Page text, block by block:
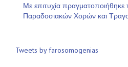
Με επιτυχία πραγματοποιήθηκε
Παραδοσιακών Χορών και
Tweets by farosomogenias